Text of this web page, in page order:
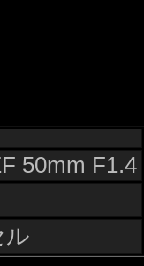
50mm F1.4
ル